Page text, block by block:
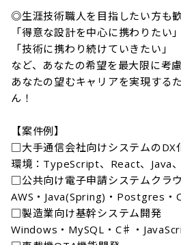
◎生涯技術職人を目指したい方も
「得意な設計を中心に携わりたい」
「技術に携わり続けていきたい」
など、あなたの希望を最大限に考慮
あなたの望むキャリアを実現する
ん！
【案件例】
□大手通信会社向けシステムのDX
環境：TypeScript、React、Java
□公共向け電子申請システムクラ
AWS・Java(Spring)・Postgres・
□製造業向け基幹システム開発
Windows・MySQL・C♯・